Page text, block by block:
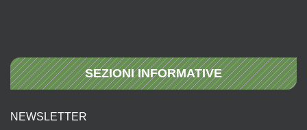
SEZIONI INFORMATIVE
NEWSLETTER